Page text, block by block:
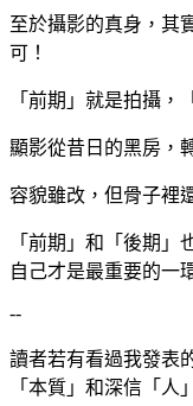
至於攝影的真身，其
可！
「前期」就是拍攝，
顯影從昔日的黑房，
容貌雖改，但骨子裡
「前期」和「後期
自己才是最重要的一
--
讀者若有看過我發表
「本質」和深信「人